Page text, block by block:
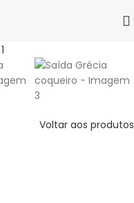
Voltar aos produtos